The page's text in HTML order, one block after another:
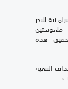
للبحر
ملموستين
هذه
التنمية